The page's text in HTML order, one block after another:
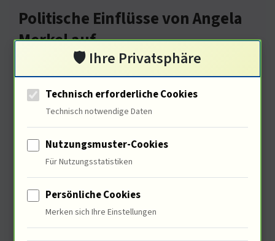
Politische Einflüsse von Angela
Merkel auf
zwischenmenschliche
Dynamiken
Politische Strukturen formen unsere
🛡️ Ihre Privatsphäre
Technisch erforderliche Cookies
Technisch notwendige Daten
Nutzungsmuster-Cookies
Für Nutzungsstatistiken
Persönliche Cookies
Merken sich Ihre Einstellungen